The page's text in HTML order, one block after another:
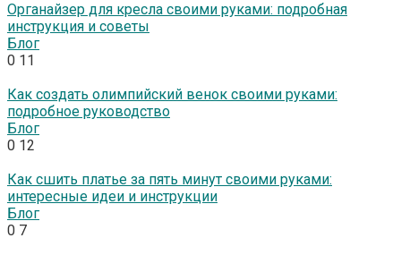
Органайзер для кресла своими руками: подробная
инструкция и советы
Блог
0 11
Как создать олимпийский венок своими руками:
подробное руководство
Блог
0 12
Как сшить платье за пять минут своими руками:
интересные идеи и инструкции
Блог
0 7